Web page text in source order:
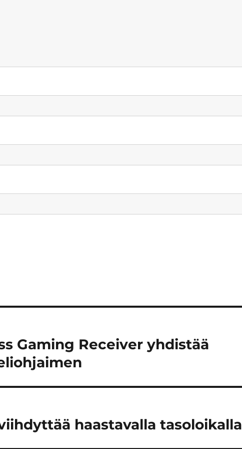
Gaming Receiver yhdistää
haastavalla tasoloikalla